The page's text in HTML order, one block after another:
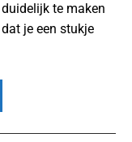
te maken
je een stukje